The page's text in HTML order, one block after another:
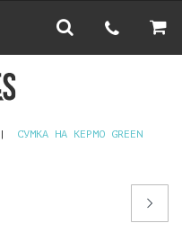
СУМКА НА КЕРМО GREEN
Наступний